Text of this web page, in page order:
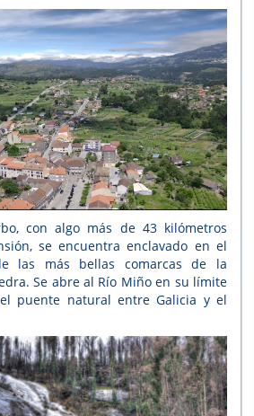
con algo más de 43 kilómetros
se encuentra enclavado en el
las más bellas comarcas de la
Se abre al Río Miño en su límite
puente natural entre Galicia y el